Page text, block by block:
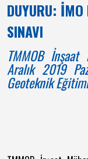
DUYURU: İMO
SINAVI
TMMOB İnşaat
Aralık 2019
Geoteknik